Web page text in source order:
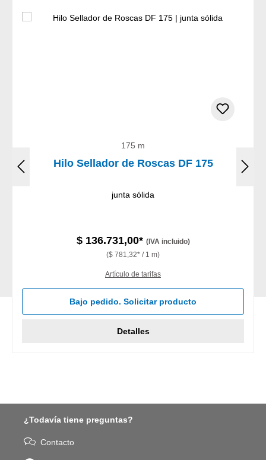
175 m
Hilo Sellador de Roscas DF 175
junta sólida
$ 136.731,00* (IVA incluido)
($ 781,32* / 1 m)
Artículo de tarifas
Bajo pedido. Solicitar producto
Detalles
¿Todavía tiene preguntas?
Contacto